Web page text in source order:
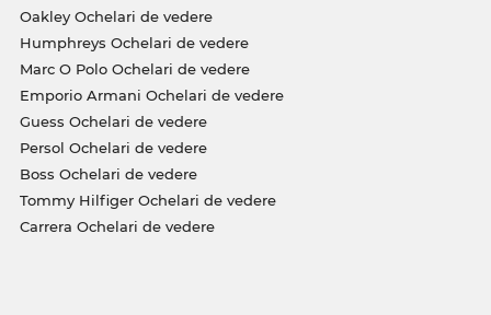
Oakley Ochelari de vedere
Humphreys Ochelari de vedere
Marc O Polo Ochelari de vedere
Emporio Armani Ochelari de vedere
Guess Ochelari de vedere
Persol Ochelari de vedere
Boss Ochelari de vedere
Tommy Hilfiger Ochelari de vedere
Carrera Ochelari de vedere